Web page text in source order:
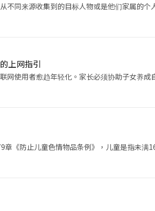
从不同来源收集到的目标人物或是他们家属的
上网指引
网使用者愈趋年轻化。家长必须协助子女养
章《防止儿童色情物品条例》，儿童是指未满